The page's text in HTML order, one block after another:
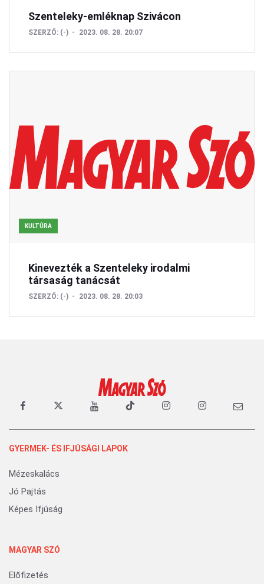
Szenteleky-emléknap Szivácon
SZERZŐ: (-) 2023. 08. 28. 20:07
KULTÚRA
Kinevezték a Szenteleky irodalmi
társaság tanácsát
SZERZŐ: (-) 2023. 08. 28. 20:03
GYERMEK- ÉS IFJÚSÁGI LAPOK
Mézeskalács
Jó Pajtás
Képes Ifjúság
MAGYAR SZÓ
Előfizetés